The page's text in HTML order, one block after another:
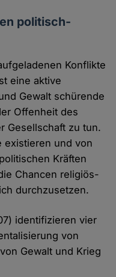
politisch-
Konflikte
eine aktive
Gewalt schürende
Offenheit des
Gesellschaft zu tun.
existieren und von
Kräften
Chancen religiös-
durchzusetzen.
identifizieren vier
von
Gewalt und Krieg